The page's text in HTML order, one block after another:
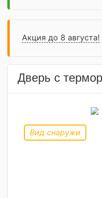
Акция до 8 августа!
Дверь с
Вид снаружи